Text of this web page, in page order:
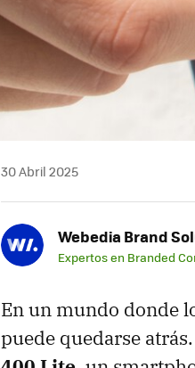
30 Abril 2025
Webedia Brand
Expertos en Branded
En un mundo donde
puede quedarse